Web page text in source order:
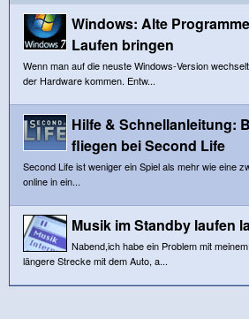
Windows: Alte
Laufen bringen
Wenn man auf die neuste Windows-Version
der Hardware kommen. Entw...
Hilfe & Schnellanleitung:
fliegen bei Second Life
Second Life ist weniger ein Spiel als mehr wie eine
online in ein...
Musik im Standby laufen
Nabend,ich habe ein Problem mit
längere Strecke mit dem Auto, a...